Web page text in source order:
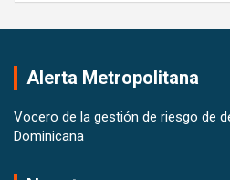
Alerta Metropolitana
Vocero de la gestión de riesgo de
Dominicana